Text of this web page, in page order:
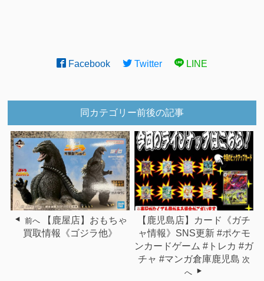
Facebook Twitter LINE
同カテゴリー前後の記事
前へ
【鹿屋店】おもちゃ
買取情報《ゴジラ他》
【鹿児島店】カード《ガチ
ャ情報》SNS更新 #ポケモ
ンカードゲーム #トレカ #ガ
チャ #マンガ倉庫鹿児島 次
へ